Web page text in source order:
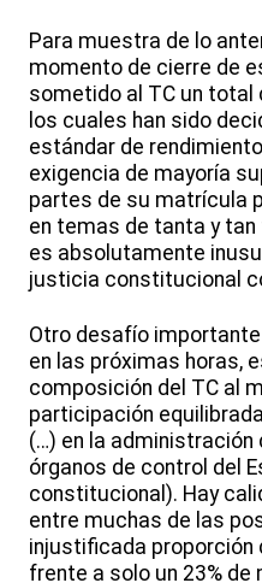
Para muestra de lo
momento de cierre de
sometido al TC un total
los cuales han sido
estándar de
exigencia de mayoría
partes de su matrícula
en temas de tanta y
es absolutamente
justicia constitucional
Otro desafío
en las próximas horas,
composición del TC al
participación
(…) en la administración
órganos de control del
constitucional). Hay
entre muchas de las
injustificada proporción
frente a solo un 23%